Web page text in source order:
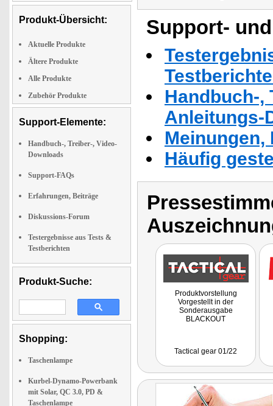
Produkt-Übersicht:
Aktuelle Produkte
Ältere Produkte
Alle Produkte
Zubehör Produkte
Support-Elemente:
Handbuch-, Treiber-, Video-
Downloads
Support-FAQs
Erfahrungen, Beiträge
Diskussions-Forum
Testergebnisse aus Tests &
Testberichten
Produkt-Suche:
Shopping:
Taschenlampe
Kurbel-Dynamo-Powerbank
mit Solar, QC 3.0, PD &
Taschenlampe
Support-
Handbuch-,
Anleitungs-
Häufig
Produktvorstellung
Vorgestellt in der
Sonderausgabe
BLACKOUT
Tactical gear 01/22